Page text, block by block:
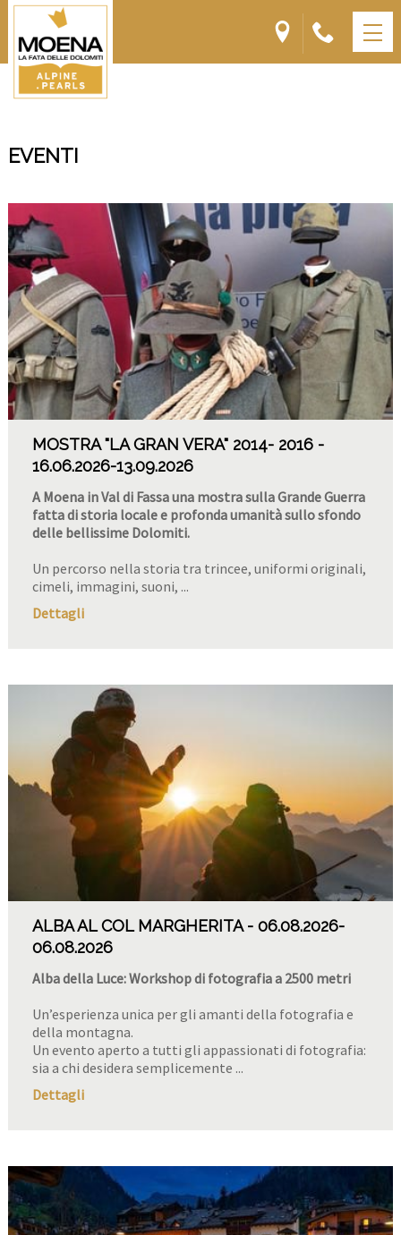
EVENTI
MOSTRA "LA GRAN VERA" 2014- 2016
16.06.2026-13.09.2026
A Moena in Val di Fassa una mostra sulla Grande Guerra
fatta di storia locale e profonda umanità sullo sfondo
delle bellissime Dolomiti.
Un percorso nella storia tra trincee, uniformi originali,
cimeli, immagini, suoni, ...
Dettagli
ALBA AL COL MARGHERITA 06.08.2026-
06.08.2026
Alba della Luce: Workshop di fotografia a 2500 metri
Un’esperienza unica per gli amanti della fotografia e
della montagna.
Un evento aperto a tutti gli appassionati di fotografia:
sia a chi desidera semplicemente ...
Dettagli